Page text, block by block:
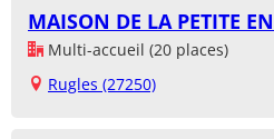
MAISON DE LA PETITE
Multi-accueil (20 places)
Rugles (27250)